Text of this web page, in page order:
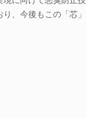
り、今後もこの「芯